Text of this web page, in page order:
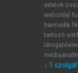
E-MAIL-CÍM
adatok
weboldal
harmadik
tartozó
↓ 1